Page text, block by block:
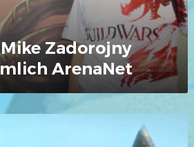
Zadorojny
ArenaNet